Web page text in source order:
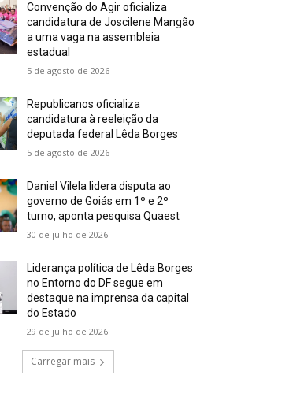
Convenção do Agir oficializa
candidatura de Joscilene Mangão
a uma vaga na assembleia
estadual
5 de agosto de 2026
Republicanos oficializa
candidatura à reeleição da
deputada federal Lêda Borges
5 de agosto de 2026
Daniel Vilela lidera disputa ao
governo de Goiás em 1º e 2º
turno, aponta pesquisa Quaest
30 de julho de 2026
Liderança política de Lêda Borges
no Entorno do DF segue em
destaque na imprensa da capital
do Estado
29 de julho de 2026
Carregar mais